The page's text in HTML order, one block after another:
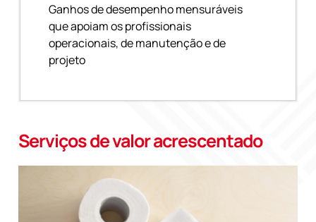
Ganhos de desempenho mensuráveis
que apoiam os profissionais
operacionais, de manutenção e de
projeto
Serviços de valor acrescentado